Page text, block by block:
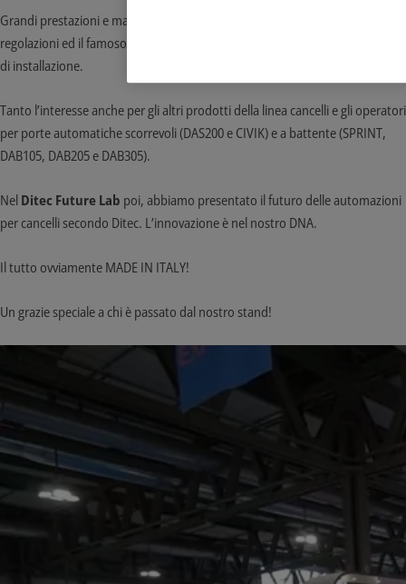
Grandi prestazioni e massimo del controllo, con oltre 100 parametri di
regolazioni ed il famoso wizard di auto-apprendimento, per ridurre i tempi
di installazione.
Tanto l’interesse anche per gli altri prodotti della linea cancelli e gli operatori
per porte automatiche scorrevoli (DAS200 e CIVIK) e a battente (SPRINT,
DAB105, DAB205 e DAB305).
Nel Ditec Future Lab poi, abbiamo presentato il futuro delle automazioni
per cancelli secondo Ditec. L’innovazione è nel nostro DNA.
Il tutto ovviamente MADE IN ITALY!
Un grazie speciale a chi è passato dal nostro stand!